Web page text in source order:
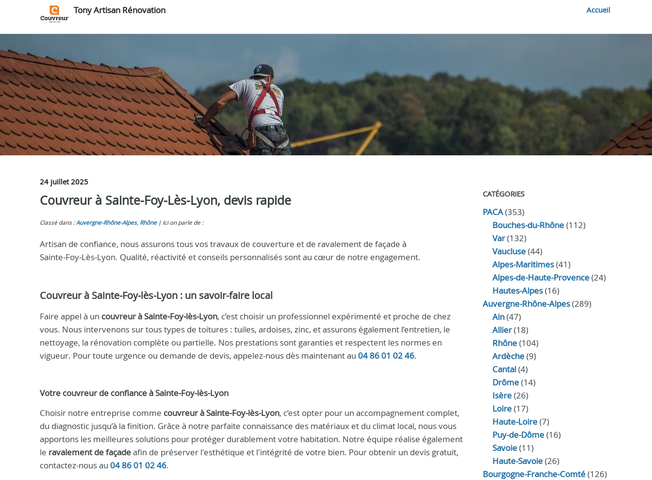
Tony Artisan Rénovation Accueil
24 juillet 2025
Couvreur à Sainte‑Foy‑Lès‑Lyon, devis rapide
Classé dans :Auvergne-Rhône-Alpes, Rhône Ici on parle de :
Artisan de confiance, nous assurons tous vos travaux de couverture et de ravalement de façade à
Sainte‑Foy‑Lès‑Lyon. Qualité, réactivité et conseils personnalisés sont au cœur de notre engagement.
Couvreur à Sainte‑Foy‑lès‑Lyon : un savoir-faire local
Faire appel à un couvreur à Sainte‑Foy‑lès‑Lyon, c’est choisir un professionnel expérimenté et proche de chez
vous. Nous intervenons sur tous types de toitures : tuiles, ardoises, zinc, et assurons également l’entretien, le
nettoyage, la rénovation complète ou partielle. Nos prestations sont garanties et respectent les normes en
vigueur. Pour toute urgence ou demande de devis, appelez-nous dès maintenant au 04 86 01 02 46.
Votre couvreurde confiance àSainte‑Foy‑lès‑Lyon
Choisir notre entreprise comme couvreur à Sainte‑Foy‑lès‑Lyon, c’est opter pour un accompagnement complet,
du diagnostic jusqu’à la finition. Grâce à notre parfaite connaissance des matériaux et du climat local, nous vous
apportons les meilleures solutions pour protéger durablement votre habitation. Notre équipe réalise également
le ravalement de façadeafin de préserver l'esthétique et l'intégrité de votre bien. Pour obtenir un devis gratuit,
contactez-nous au 04 86 01 02 46.
CATÉGORIES
PACA(353)
Bouches-du-Rhône(112)
Var(132)
Vaucluse(44)
Alpes-Maritimes(41)
Alpes-de-Haute-Provence(24)
Hautes-Alpes(16)
Auvergne-Rhône-Alpes(289)
Ain(47)
Allier(18)
Rhône(104)
Ardèche(9)
Cantal(4)
Drôme(14)
Isère(26)
Loire(17)
Haute-Loire(7)
Puy-de-Dôme(16)
Savoie(11)
Haute-Savoie(26)
Bourgogne-Franche-Comté(126)